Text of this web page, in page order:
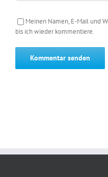
Meinen Namen, E-Mail und
bis ich wieder kommentiere.